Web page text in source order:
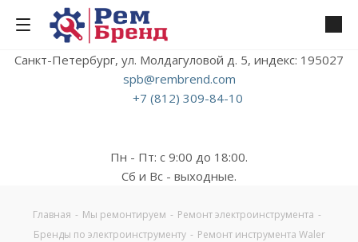
Санкт-Петербург, ул. Молдагуловой д. 5, индекс: 195027
spb@rembrend.com
+7 (812) 309-84-10
Пн - Пт: с 9:00 до 18:00.
Сб и Вс - выходные.
Главная - Мы ремонтируем - Ремонт электроинструмента -
Бренды по электроинструменту - Ремонт инструмента Waler